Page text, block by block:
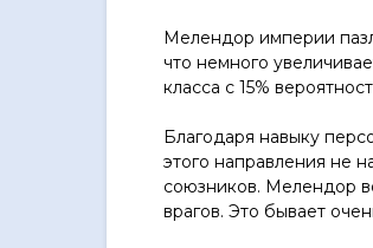
Мелендор империи
что немного
класса с 15%
Благодаря навыку
этого направления не
союзников. Мелендор
врагов. Это бывает